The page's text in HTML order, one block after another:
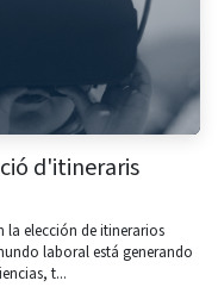
d'itineraris
la elección de itinerarios
laboral está generando
t...